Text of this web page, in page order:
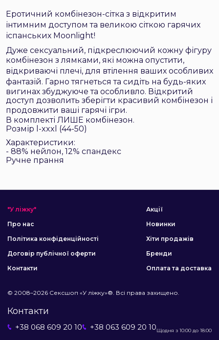
Еротичний комбінезон-сітка з відкритим
інтимним доступом та великою сіткою гарячих
іспанських Moonlight!
Дуже сексуальний, підкреслюючий кожну фігуру
комбінезон злямками, які можна опустити,
відкриваючі плечі, для втілення ваших особливих
фантазій. Гарно тягнеться та сидіть на будь-яких
вигинах збуджуюче та особливло. Відкритий
доступ дозволить зберігти красивий комбінезон і
продовжити ваші гарячі ігри.
В комплекті ЛИШЕ комбінезон.
Розмір l-xxxl (44-50)
Характеристики:
- 88% нейлон, 12% спандекс
Ручне прання
"У ліжку"
Про нас
Політика конфіденційності
Договір публічної оферти
Контакти
Акції
Новинки
Хіти продажів
Бренди
Оплата та доставка
© 2008–2026 Сексшоп «У ліжку»®. Всі права захищено.
Контакти
+38 068 609 20 10 +38 063 609 20 10Щодня з 10:00 до 18:00